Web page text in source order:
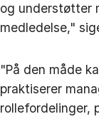
og understøtter
medledelse,"
"På den måde
praktiserer
rollefordelinger,